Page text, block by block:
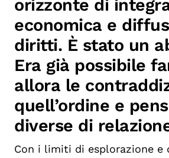
orizzonte di
economica e
diritti. È stato un
Era già possibile
allora le
quell’ordine e
diverse di
Con i limiti di esplorazione e